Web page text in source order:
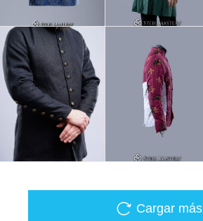
Cargar más